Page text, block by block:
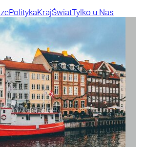
PolitykaKrajŚwiatTylko u Nas